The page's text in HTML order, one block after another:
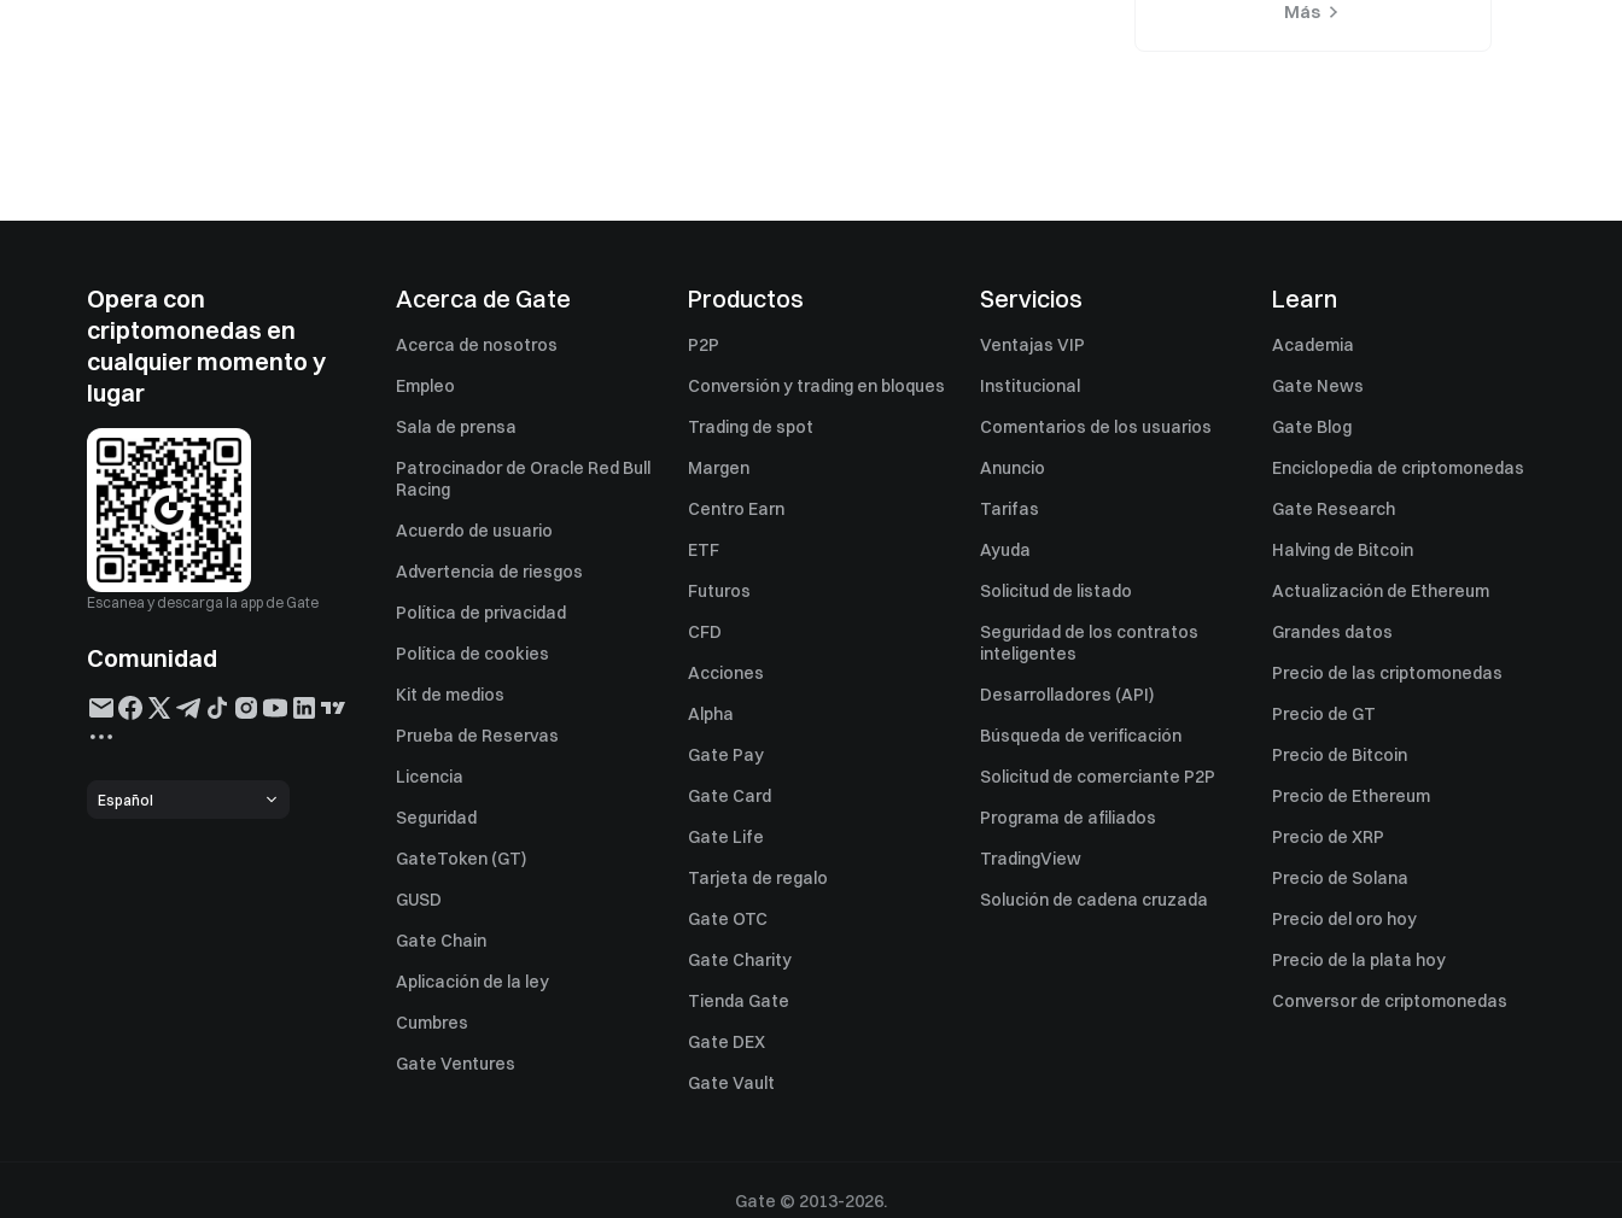
Más
Opera con
criptomonedas en
cualquier momento y
lugar
Escanea y descarga la app de Gate
Comunidad
Español
Acerca de Gate
Acerca de nosotros
Empleo
Sala de prensa
Patrocinador de Oracle Red Bull
Racing
Acuerdo de usuario
Advertencia de riesgos
Política de privacidad
Política de cookies
Kit de medios
Prueba de Reservas
Licencia
Seguridad
GateToken (GT)
GUSD
Gate Chain
Aplicación de la ley
Cumbres
Gate Ventures
Productos
P2P
Conversión y trading en bloques
Trading de spot
Margen
Centro Earn
ETF
Futuros
CFD
Acciones
Alpha
Gate Pay
Gate Card
Gate Life
Tarjeta de regalo
Gate OTC
Gate Charity
Tienda Gate
Gate DEX
Gate Vault
Servicios
Ventajas VIP
Institucional
Comentarios de los usuarios
Anuncio
Tarifas
Ayuda
Solicitud de listado
Seguridad de los contratos
inteligentes
Desarrolladores (API)
Búsqueda de verificación
Solicitud de comerciante P2P
Programa de afiliados
TradingView
Solución de cadena cruzada
Learn
Academia
Gate News
Gate Blog
Enciclopedia de criptomonedas
Gate Research
Halving de Bitcoin
Actualización de Ethereum
Grandes datos
Precio de las criptomonedas
Precio de GT
Precio de Bitcoin
Precio de Ethereum
Precio de XRP
Precio de Solana
Precio del oro hoy
Precio de la plata hoy
Conversor de criptomonedas
Gate © 2013-2026.